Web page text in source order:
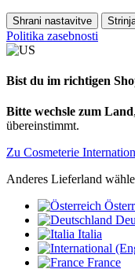
Shrani nastavitve
Politika zasebnosti
Bist du im richtigen
Bitte wechsle zum Land
übereinstimmt.
Zu Cosmeterie
Anderes Lieferland
Italia
France